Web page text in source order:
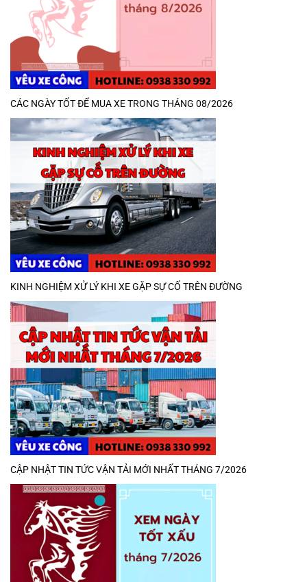
CÁC NGÀY TỐT ĐỂ MUA XE TRONG THÁNG 08/2026
KINH NGHIỆM XỬ LÝ KHI XE GẶP SỰ CỐ TRÊN ĐƯỜNG
CẬP NHẬT TIN TỨC VẬN TẢI MỚI NHẤT THÁNG 7/2026